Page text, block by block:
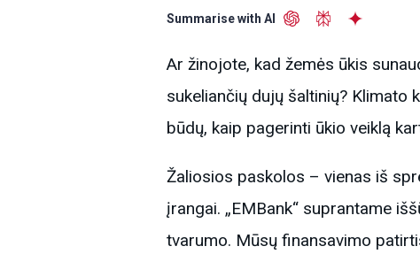
Summarise with AI
Ar žinojote, kad žemės ūkis
sukeliančių dujų šaltinių? Klimato
būdų, kaip pagerinti ūkio veiklą
Žaliosios paskolos – vienas iš
įrangai. „EMBank“ suprantame
tvarumo. Mūsų finansavimo